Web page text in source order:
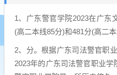
1、广东警官学院2023在广东
(高二本线85分)和481分(高二本
2、分。根据广东司法警官职
2023年的广东司法警官职业